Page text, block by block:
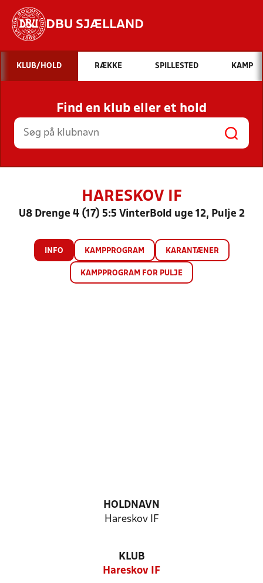
DBU SJÆLLAND
Hvad vil du søge efter?
INDHOLD OG NYHEDER
STILLINGER, RESULTATER, KLUBBER OG
HOLD
KLUB/HOLD RÆKKE SPILLESTED KAMP
Find en klub eller et hold
HARESKOV IF
U8 Drenge 4 (17) 5:5 VinterBold uge 12, Pulje 2
INFO KAMPPROGRAM KARANTÆNER
KAMPPROGRAM FOR PULJE
HOLDNAVN
Hareskov IF
KLUB
Hareskov IF